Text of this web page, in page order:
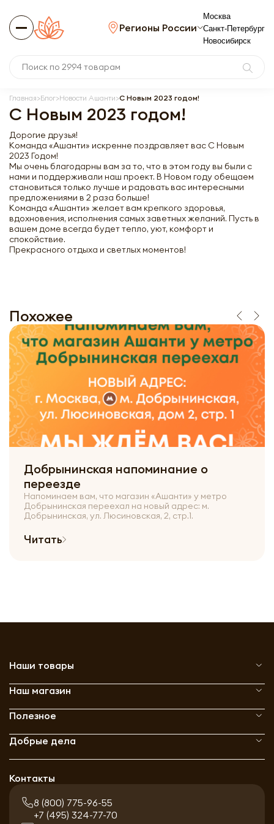
Регионы России
Москва
Санкт-Петербург
Новосибирск
Главная Блог Новости Ашанти С Новым 2023 годом!
С Новым 2023 годом!
Дорогие друзья!
Команда «Ашанти» искренне поздравляет вас С Новым
2023 Годом!
Мы очень благодарны вам за то, что в этом году вы были с
нами и поддерживали наш проект. В Новом году обещаем
становиться только лучше и радовать вас интересными
предложениями в 2 раза больше!
Команда «Ашанти» желает вам крепкого здоровья,
вдохновения, исполнения самых заветных желаний. Пусть в
вашем доме всегда будет тепло, уют, комфорт и
спокойствие.
Прекрасного отдыха и светлых моментов!
Похожее
Добрынинская напоминание о
переезде
Напоминаем вам, что магазин «Ашанти» у метро
Добрынинская переехал на новый адрес: м.
Добрынинская, ул. Люсиновская, 2, стр.1.
Читать
Наши товары
Наш магазин
Полезное
Добрые дела
Контакты
8 (800) 775-96-55
+7 (495) 324-77-70